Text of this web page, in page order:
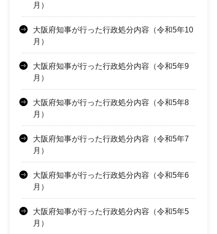
月）
大阪府知事が行った行政処分内容（令和5年10
月）
大阪府知事が行った行政処分内容（令和5年9
月）
大阪府知事が行った行政処分内容（令和5年8
月）
大阪府知事が行った行政処分内容（令和5年7
月）
大阪府知事が行った行政処分内容（令和5年6
月）
大阪府知事が行った行政処分内容（令和5年5
月）